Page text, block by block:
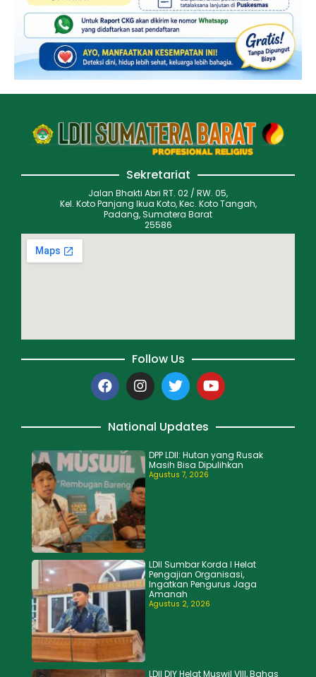
Sekretariat
Jalan Bhakti Abri RT. 02 / RW. 05,
Kel. Koto Panjang Ikua Koto, Kec. Koto Tangah,
Padang, Sumatera Barat
25586
Follow Us
National Updates
DPP LDII: Hutan yang Rusak
Masih Bisa Dipulihkan
Agustus 7, 2026
LDII Sumbar Korda I Helat
Pengajian Organisasi,
Ingatkan Pengurus Jaga
Amanah
Agustus 2, 2026
LDII DIY Helat Muswil VIII, Bahas